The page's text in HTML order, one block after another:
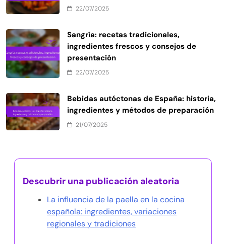
22/07/2025
Sangría: recetas tradicionales,
ingredientes frescos y consejos de
presentación
22/07/2025
Bebidas autóctonas de España: historia,
ingredientes y métodos de preparación
21/07/2025
Descubrir una publicación aleatoria
La influencia de la paella en la cocina
española: ingredientes, variaciones
regionales y tradiciones